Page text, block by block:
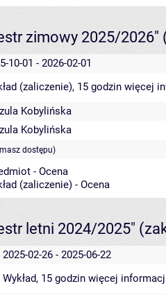
zimowy 2025/2026"
10-01 - 2026-02-01
(zaliczenie), 15 godzin więcej
Kobylińska
Kobylińska
dostępu)
- Ocena
(zaliczenie) - Ocena
letni 2024/2025"
2025-02-26 - 2025-06-22
Wykład, 15 godzin więcej